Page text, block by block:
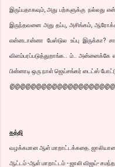
இருப்பதாகவும், அது பற்களுக்கு நல்லது
இருந்தவனை அது தப்பு, அசிங்கம்,
என்னடான்னா பேஸ்டுல உப்பு இருக்கா?
விளம்பரப்படுத்துறாங்க.. ம்..
பின்னாடி ஒரு நாள் ஜெய்சங்கர் டைட்ஸ்
கத்தி
வழக்கமான ஆள் மாறாட்டக்கதை. ஜாலியான
ஆட்டம் -ஆள் மாறாட்டம் - ஜாலி விஜய்-